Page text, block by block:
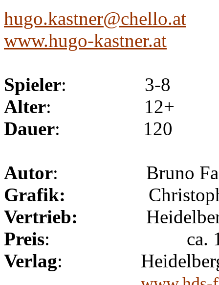
hugo.kastner@chello.at
www.hugo-kastner.at
Spieler: 3-8
Alter: 12+
Dauer: 120
Autor: Bruno
Grafik:
Vertrieb:
Preis: ca. 18
Verlag: Heidelberger